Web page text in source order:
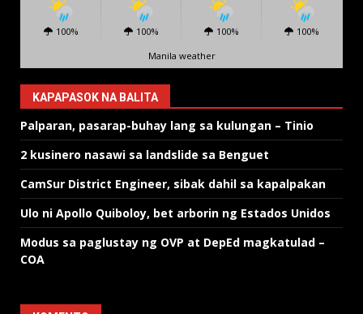
100% 100% 100% 100%
Manila weather
KAPAPASOK NA BALITA
Palparan, pasarap-buhay lang sa kulungan – Tinio
2 kusinero nasawi sa landslide sa Benguet
CamSur District Engineer, sibak dahil sa kapalpakan
Ulo ni Apollo Quiboloy, bet arborin ng Estados Unidos
Modus sa paglustay ng OVP at DepEd magkatulad –
COA